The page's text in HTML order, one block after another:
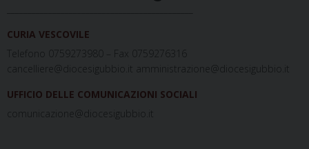
CURIA VESCOVILE
Telefono 0759273980 – Fax 0759276316
cancelliere@diocesigubbio.it amministrazione@diocesigubbio.it
UFFICIO DELLE COMUNICAZIONI SOCIALI
comunicazione@diocesigubbio.it